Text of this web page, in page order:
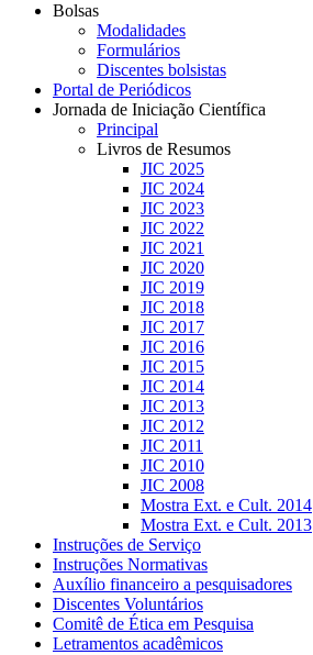
Bolsas
Modalidades
Formulários
Discentes bolsistas
Portal de Periódicos
Jornada de Iniciação Científica
Principal
Livros de Resumos
JIC 2025
JIC 2024
JIC 2023
JIC 2022
JIC 2021
JIC 2020
JIC 2019
JIC 2018
JIC 2017
JIC 2016
JIC 2015
JIC 2014
JIC 2013
JIC 2012
JIC 2011
JIC 2010
JIC 2008
Mostra Ext. e Cult. 2014
Mostra Ext. e Cult. 2013
Instruções de Serviço
Instruções Normativas
Auxílio financeiro a pesquisadores
Discentes Voluntários
Comitê de Ética em Pesquisa
Letramentos acadêmicos